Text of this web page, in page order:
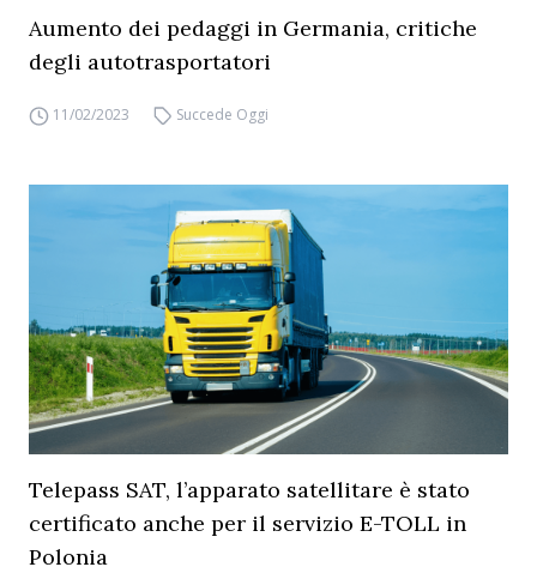
Aumento dei pedaggi in Germania, critiche
degli autotrasportatori
11/02/2023 Succede Oggi
Telepass SAT, l’apparato satellitare è stato
certificato anche per il servizio E-TOLL in
Polonia